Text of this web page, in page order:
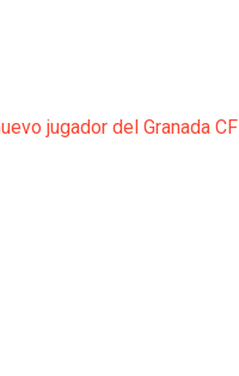
jugador del Granada CF